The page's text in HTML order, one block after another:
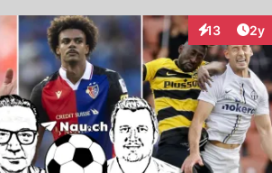
13 2y